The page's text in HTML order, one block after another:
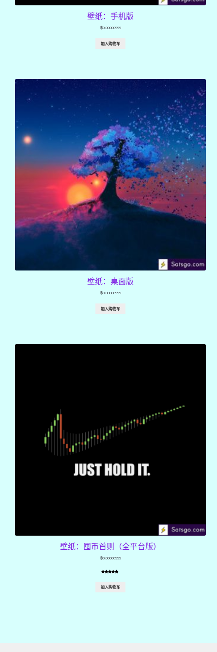
壁纸：手机版
฿0.00000999
加入购物车
壁纸：桌面版
฿0.00000999
加入购物车
壁纸：囤币首则（全平台版）
฿0.00000999
客户进行了
加入购物车